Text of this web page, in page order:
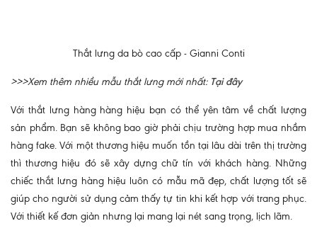
Thắt lưng da bò cao cấp - Gianni Conti
>>>Xem thêm nhiều mẫu thắt lưng mới nhất: Tại đây
Với thắt lưng hàng hàng hiệu bạn có thể yên tâm về chất lượng
sản phẩm. Bạn sẽ không bao giờ phải chịu trường hợp mua nhầm
hàng fake. Với một thương hiệu muốn tồn tại lâu dài trên thị trường
thì thương hiệu đó sẽ xây dựng chữ tín với khách hàng. Những
chiếc thắt lưng hàng hiệu luôn có mẫu mã đẹp, chất lượng tốt sẽ
giúp cho người sử dụng cảm thấy tự tin khi kết hợp với trang phục.
Với thiết kế đơn giản nhưng lại mang lại nét sang trọng, lịch lãm.